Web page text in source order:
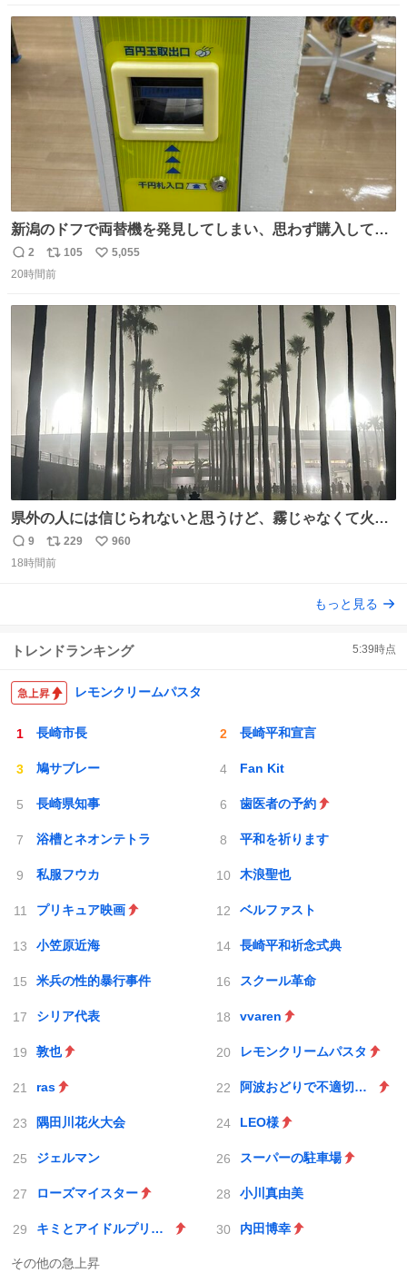
数
数
新潟のドフで両替機を発見してしまい、思わず購入してし
まい大阪に発送するイベントが発生
返
信
2
リ
ポ
ト
105
い
数
5,055
20時間前
県外の人には信じられないと思うけど、霧じゃなくて火山
灰です🌋 #桜島
返
信
9
リ
ポ
229
い
960
18時間前
もっと見る
トレンドランキング 5:39時点
レモンクリームパスタ
長崎市長 長崎平和宣言
鳩サブレー Fan Kit
長崎県知事 歯医者の予約
浴槽とネオンテトラ 平和を祈ります
私服フウカ 木浪聖也
プリキュア映画 ベルファスト
小笠原近海 長崎平和祈念式典
米兵の性的暴行事件 スクール革命
シリア代表 vvaren
敦也 レモンクリームパスタ
ras 阿波おどりで不適切な動画
隅田川花火大会 LEO様
ジェルマン スーパーの駐車場
ローズマイスター 小川真由美
キミとアイドルプリキュア♪ 内田博幸
その他の急上昇